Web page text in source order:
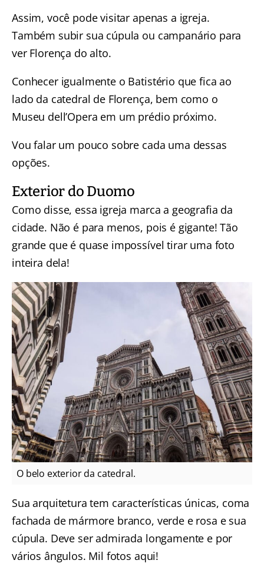
Assim, você pode visitar apenas a igreja.
Também subir sua cúpula ou campanário para
ver Florença do alto.
Conhecer igualmente o Batistério que fica ao
lado da catedral de Florença, bem como o
Museu dell’Opera em um prédio próximo.
Vou falar um pouco sobre cada uma dessas
opções.
Exterior do Duomo
Como disse, essa igreja marca a geografia da
cidade. Não é para menos, pois é gigante! Tão
grande que é quase impossível tirar uma foto
inteira dela!
O belo exterior da catedral.
Sua arquitetura tem características únicas, coma
fachada de mármore branco, verde e rosa e sua
cúpula. Deve ser admirada longamente e por
vários ângulos. Mil fotos aqui!